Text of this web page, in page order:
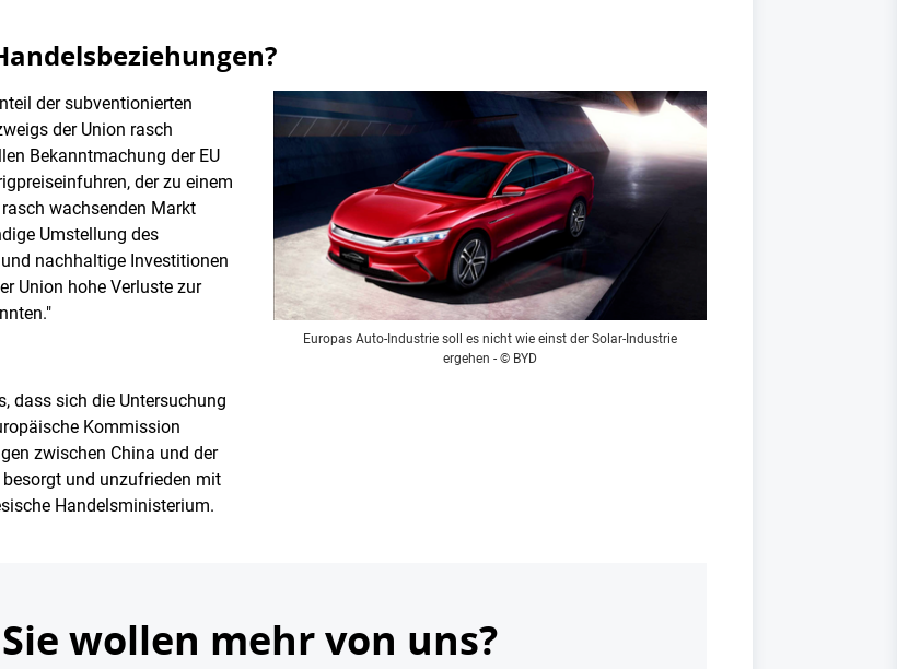
der subventionierten
der Union rasch
Bekanntmachung der EU
der zu einem
wachsenden Markt
Umstellung des
nachhaltige Investitionen
Union hohe Verluste zur
dass sich die Untersuchung
Kommission
zwischen China und der
und unzufrieden mit
Handelsministerium.
Europas Auto-Industrie soll es nicht wie einst der Solar-Industrie
ergehen - © BYD
Sie wollen mehr von uns?